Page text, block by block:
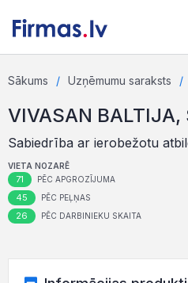
Sākums Uzņēmumu saraksts
VIVASAN BALTIJA,
Sabiedrība ar ierobežotu
VIETA NOZARĒ
71 PĒC APGROZĪJUMA
45 PĒC PEĻŅAS
26 PĒC DARBINIEKU SKAITA